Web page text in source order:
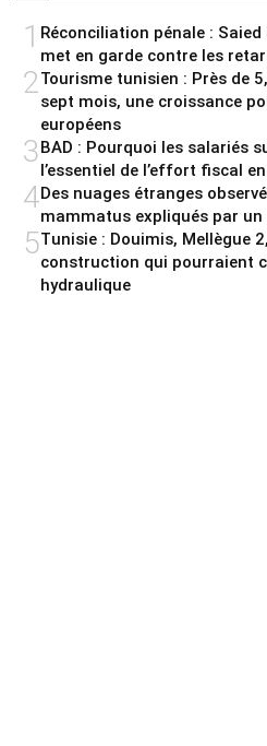
1 Réconciliation pénale :
met en garde contre les
2Tourisme tunisien : Près de
sept mois, une croissance
européens
3 BAD : Pourquoi les salariés
l’essentiel de l’effort fiscal
4Des nuages étranges
mammatus expliqués par
5Tunisie : Douimis, Mellègue
construction qui pourraient
hydraulique